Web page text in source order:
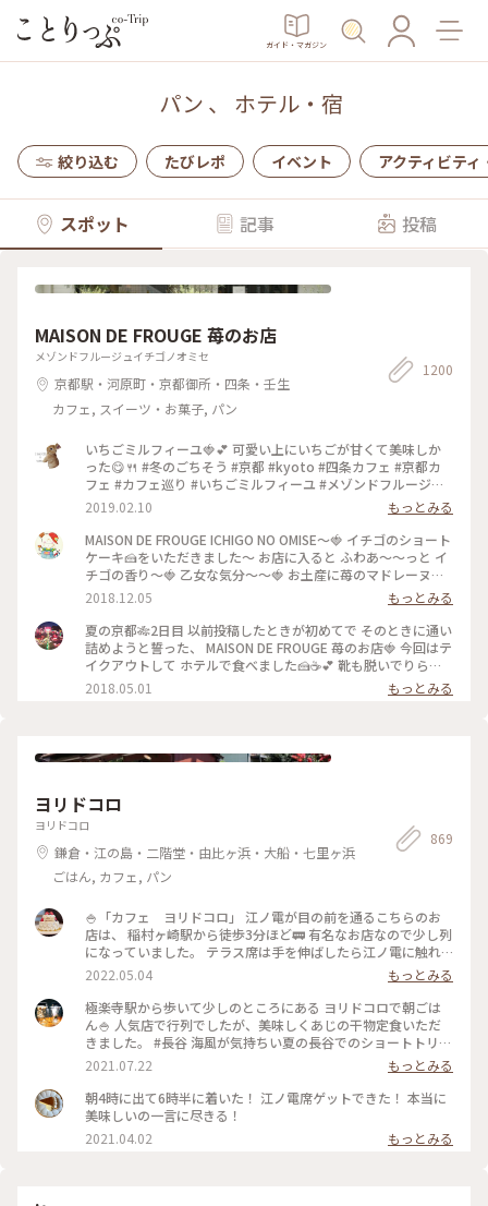
ガイド・マガジン
パン 、 ホテル・宿
絞り込む たびレポ イベント アクティビティ
スポット 記事 投稿
MAISON DE FROUGE 苺のお店
メゾンドフルージュイチゴノオミセ
京都駅・河原町・京都御所・四条・壬生
カフェ, スイーツ・お菓子, パン
1200
いちごミルフィーユ🍓💕 可愛い上にいちごが甘くて美味しか
った😋🍴 #冬のごちそう #京都 #kyoto #四条カフェ #京都カ
フェ #カフェ巡り #いちごミルフィーユ #メゾンドフルージュ
#苺 #strawberry #ストロベリー #いちご大好き#お茶にしよう
2019.02.10
もっとみる
MAISON DE FROUGE ICHIGO NO OMISE〜🍓 イチゴのショート
ケーキ🍰をいただきました〜 お店に入ると ふわあ〜〜っと イ
チゴの香り〜🍓 乙女な気分〜〜🍓 お土産に苺のマドレーヌを
購入〜楽しみっ❤️ #京都#イチゴのお店#ショートケーキ
2018.12.05
もっとみる
夏の京都🎋2日目 以前投稿したときが初めてで そのときに通い
詰めようと誓った、 MAISON DE FROUGE 苺のお店🍓 今回はテ
イクアウトして ホテルで食べました🍰☕️💕 靴も脱いでりらっ
くす〜〜しながら食べて、 お店でとはまた違った幸せな苺時間
でした🍓 #京都 #カフェ #ケーキ #苺
2018.05.01 もっとみる
ヨリドコロ
ヨリドコロ
鎌倉・江の島・二階堂・由比ヶ浜・大船・七里ヶ浜
ごはん, カフェ, パン
869
🍚「カフェ ヨリドコロ」 江ノ電が目の前を通るこちらのお
店は、 稲村ヶ崎駅から徒歩3分ほど🚃 有名なお店なので少し列
になっていました。 テラス席は手を伸ばしたら江ノ電に触れ
そうなくらい近い..! ・ ご飯はしらす丼と卵かけご飯を注文。
卵かけご飯は自力で泡立てる方式。 体に良さそうなメニュー
でホッと一息、、 と思ったら、江ノ電が通過するのでずっと
アトラクション気分で楽しめました♪ #春風さんぽ #ヒーリン
グ旅 #Myことりっぷ #鎌倉 #鎌倉カフェ #江ノ電
2022.05.04
もっとみる
極楽寺駅から歩いて少しのところにある ヨリドコロで朝ごは
ん🍚 人気店で行列でしたが、美味しくあじの干物定食いただ
きました。 #長谷 海風が気持ちい夏の長谷でのショートトリッ
プにて🌊☀️ #鎌倉#長谷#極楽寺#ヨリドコロ#朝ごはん
2021.07.22
もっとみる
朝4時に出て6時半に着いた！ 江ノ電席ゲットできた！ 本当に
美味しいの一言に尽きる！
2021.04.02
もっとみる